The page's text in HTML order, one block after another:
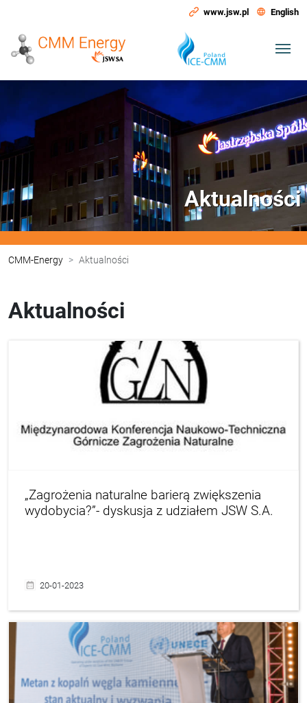
www.jsw.pl English
Aktualności
CMM-Energy Aktualności
Aktualności
„Zagrożenia naturalne barierą zwiększenia
wydobycia?”- dyskusja z udziałem JSW S.A.
20-01-2023